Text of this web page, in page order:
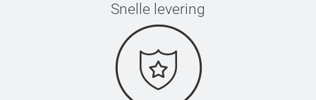
Snelle levering